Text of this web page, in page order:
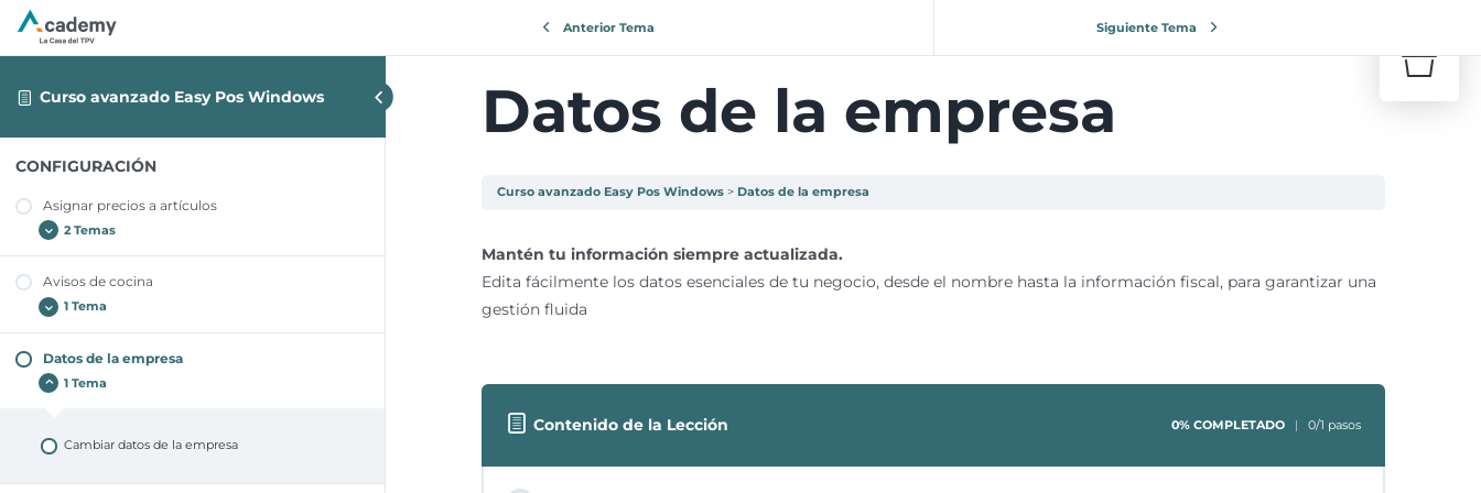
Curso avanzado Easy Pos Windows
CONFIGURACIÓN
Asignar precios a artículos
2 Temas
Avisos de cocina
1 Tema
Crear aviso a cocina
Datos de la empresa
1 Tema
Cambiar datos de la empresa
Anterior Tema Siguiente Tema
Datos de la empresa
Curso avanzado Easy Pos Windows Datos de la empresa
Mantén tu información siempre actualizada.
Edita fácilmente los datos esenciales de tu negocio, desde el nombre hasta la información fiscal, para garantizar una
gestión fluida
Contenido de la Lección 0% COMPLETADO 0/1 pasos